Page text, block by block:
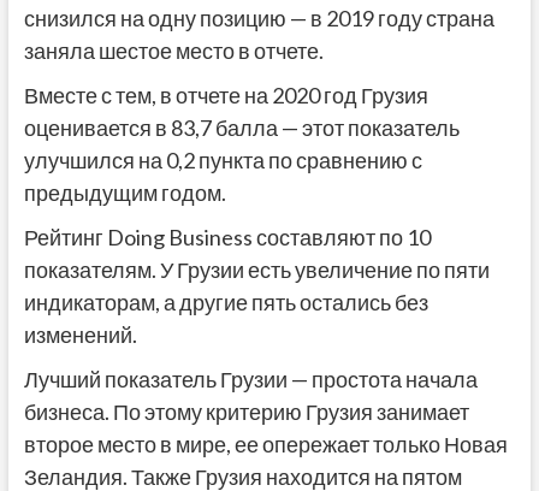
снизился на одну позицию — в 2019 году страна
заняла шестое место в отчете.
Вместе с тем, в отчете на 2020 год Грузия
оценивается в 83,7 балла — этот показатель
улучшился на 0,2 пункта по сравнению с
предыдущим годом.
Рейтинг Doing Business составляют по 10
показателям. У Грузии есть увеличение по пяти
индикаторам, а другие пять остались без
изменений.
Лучший показатель Грузии — простота начала
бизнеса. По этому критерию Грузия занимает
второе место в мире, ее опережает только Новая
Зеландия. Также Грузия находится на пятом